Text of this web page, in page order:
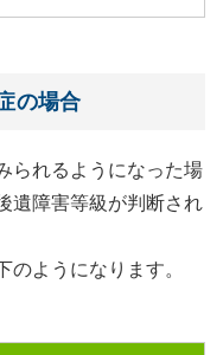
の場合
られるようになった場
遺障害等級が判断され
のようになります。